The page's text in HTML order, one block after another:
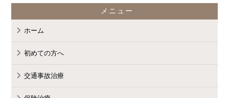
メニュー
ホーム
初めての方へ
交通事故治療